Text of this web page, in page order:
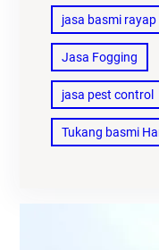
jasa basmi rayap
Jasa Fogging
jasa pest control
Tukang basmi